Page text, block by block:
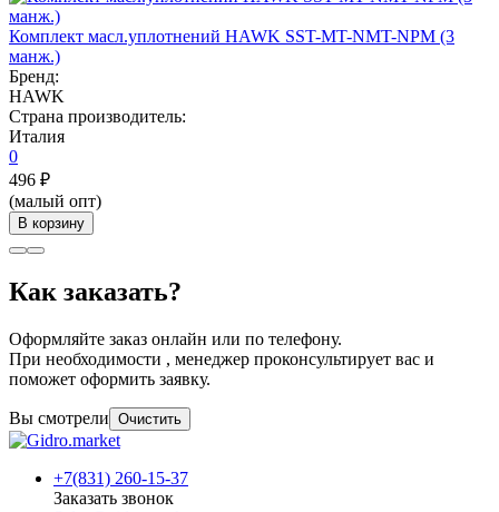
Комплект масл.уплотнений HAWK SST-MT-NMT-NPM (3
манж.)
Бренд:
HAWK
Страна производитель:
Италия
0
496 ₽
(малый опт)
В корзину
Как заказать?
Оформляйте заказ онлайн или по телефону.
При необходимости , менеджер проконсультирует вас и
поможет оформить заявку.
Вы смотрели Очистить
+7(831) 260-15-37
Заказать звонок